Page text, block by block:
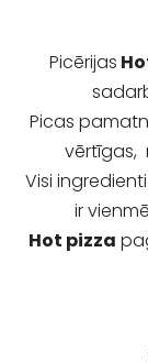
Picērijas
Picas
vērtīgas,
Visi
ir
Hot pizza